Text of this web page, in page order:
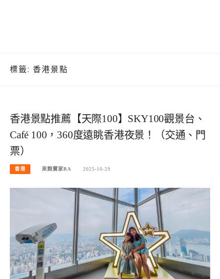
標籤: 香港景點
香港景點推薦【天際100】SKY100觀景台、
Café 100，360度遠眺香港夜景！（交通、門
票）
香港 來飽寶家BA 2025-10-29